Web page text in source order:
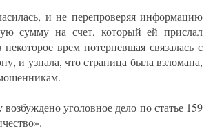
и не перепроверяя информацию
сумму на счет, который ей прислал
некоторое врем потерпевшая связалась с
и узнала, что страница была взломана,
уголовное дело по статье 159